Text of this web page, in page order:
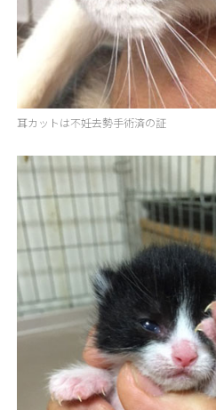
耳カットは不妊去勢手術済の証